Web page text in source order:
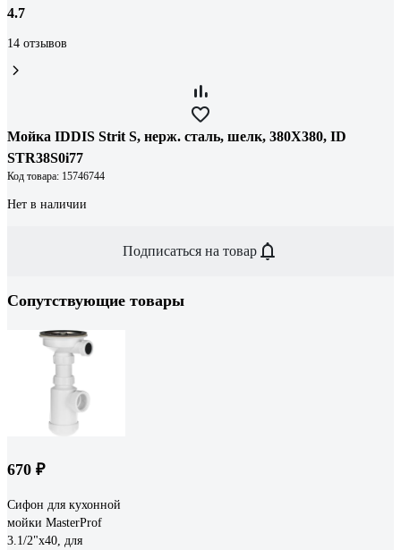
4.7
14 отзывов
Мойка IDDIS Strit S, нерж. сталь, шелк, 380X380, ID
STR38S0i77
Код товара: 15746744
Нет в наличии
Подписаться на товар
Сопутствующие товары
670 ₽
Сифон для кухонной
мойки MasterProf
3.1/2"х40, для